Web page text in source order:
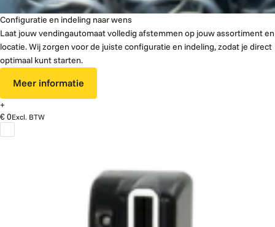
Configuratie en indeling naar wens
Laat jouw vendingautomaat volledig afstemmen op jouw assortiment en
locatie. Wij zorgen voor de juiste configuratie en indeling, zodat je direct
optimaal kunt starten.
Meer informatie
+
€ 0Excl. BTW